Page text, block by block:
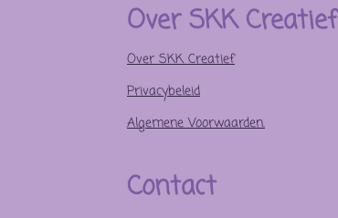
Over SKK Creatief
Over SKK Creatief
Privacybeleid
Algemene Voorwaarden.
Contact